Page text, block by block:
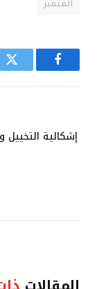
المتميز
فيسبوك
إشكالية التخييل